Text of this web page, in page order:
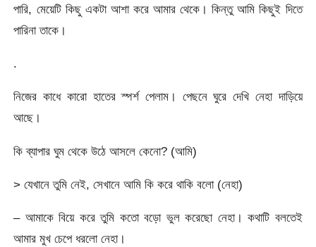
পারি, মেয়েটি কিছু একটা আশা করে আমার থেকে। কিন্তু আমি কিছুই দিতে
পারিনা তাকে।
.
নিজের কাধে কারো হাতের স্পর্শ পেলাম। পেছনে ঘুরে দেখি নেহা দাড়িয়ে
আছে।
কি ব্যাপার ঘুম থেকে উঠে আসলে কেনো? (আমি)
> যেখানে তুমি নেই, সেখানে আমি কি করে থাকি বলো (নেহা)
– আমাকে বিয়ে করে তুমি কতো বড়ো ভুল করেছো নেহা। কথাটি বলতেই
আমার মুখ চেপে ধরলো নেহা।